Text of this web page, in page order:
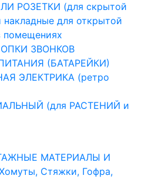
РОЗЕТКИ (для скрытой
для открытой
помещениях
ЗВОНКОВ
(БАТАРЕЙКИ)
ЭЛЕКТРИКА (ретро
(для РАСТЕНИЙ и
МАТЕРИАЛЫ И
Стяжки, Гофра,